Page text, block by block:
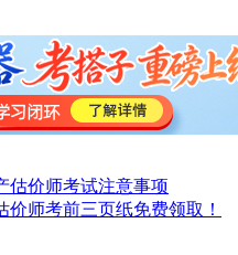
估价师考试注意事项
价师考前三页纸免费领取！